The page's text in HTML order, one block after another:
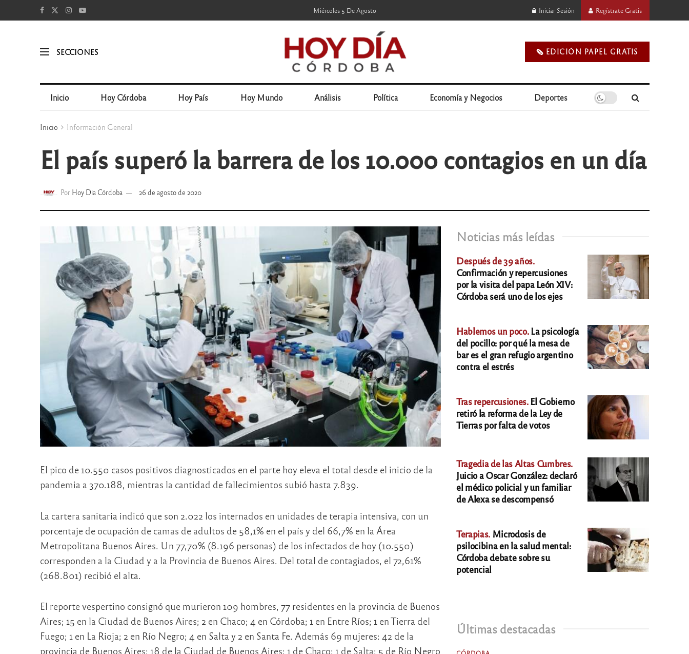
Miércoles 5 De Agosto Iniciar Sesión Regístrate Gratis
SECCIONES 🗞️ EDICIÓN PAPEL GRATIS
Inicio Hoy Córdoba Hoy País Hoy Mundo Análisis Política Economía y Negocios Deportes
Inicio Información General
El país superó la barrera de los 10.000 contagios en un día
Por Hoy Dia Córdoba 26 de agosto de 2020
El pico de 10.550 casos positivos diagnosticados en el parte hoy eleva el total desde el inicio de la
pandemia a 370.188, mientras la cantidad de fallecimientos subió hasta 7.839.
La cartera sanitaria indicó que son 2.022 los internados en unidades de terapia intensiva, con un
porcentaje de ocupación de camas de adultos de 58,1% en el país y del 66,7% en la Área
Metropolitana Buenos Aires. Un 77,70% (8.196 personas) de los infectados de hoy (10.550)
corresponden a la Ciudad y a la Provincia de Buenos Aires. Del total de contagiados, el 72,61%
(268.801) recibió el alta.
El reporte vespertino consignó que murieron 109 hombres, 77 residentes en la provincia de Buenos
Aires; 15 en la Ciudad de Buenos Aires; 2 en Chaco; 4 en Córdoba; 1 en Entre Ríos; 1 en Tierra del
Fuego; 1 en La Rioja; 2 en Río Negro; 4 en Salta y 2 en Santa Fe. Además 69 mujeres: 42 de la
provincia de Buenos Aires; 18 de la Ciudad de Buenos Aires; 1 de Chaco; 1 de Salta; 5 de Río Negro
Noticias más leídas
Después de 39 años.
Confirmación y repercusiones
por la visita del papa León XIV:
Córdoba será uno de los ejes
Hablemos un poco.La psicología
del pocillo: por qué la mesa de
bar es el gran refugio argentino
contra el estrés
Tras repercusiones.El Gobierno
retiró la reforma de la Ley de
Tierras por falta de votos
Tragedia de las Altas Cumbres.
Juicio a Oscar González: declaró
el médico policial y un familiar
de Alexa se descompensó
Terapias. Microdosis de
psilocibina en la salud mental:
Córdoba debate sobre su
potencial
Últimas destacadas